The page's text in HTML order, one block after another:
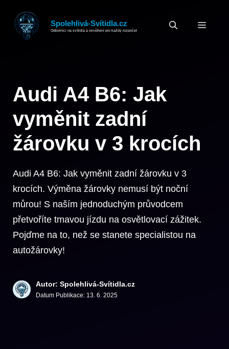
obsah
Spolehlivá-Svítidla.cz
Odborníci na svítidla a osvětlení pro každý rozpočet
Audi A4 B6: Jak
vyměnit zadní
žárovku v 3 krocích
Audi A4 B6: Jak vyměnit zadní žárovku v 3
krocích. Výměna žárovky nemusí být noční
můrou! S naším jednoduchým průvodcem
přetvoříte tmavou jízdu na osvětlovací zážitek.
Pojďme na to, než se stanete specialistou na
autožárovky!
Autor: Spolehlivá-Svítidla.cz
Datum Publikace: 13. 6. 2025